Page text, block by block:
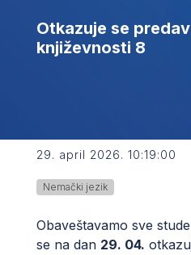
Otkazuje se
književnosti 8
29. april 2026. 10:19:00
Nemački jezik
Obaveštavamo sve
se na dan 29. 04.